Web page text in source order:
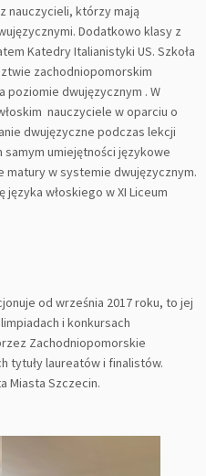
nauczycieli, którzy mają
Dodatkowo klasy z
Katedry Italianistyki US. Szkoła
zachodniopomorskim
poziomie dwujęzycznym . W
nauczyciele w oparciu o
dwujęzyczne podczas lekcji
umiejętności językowe
matury w systemie dwujęzycznym.
włoskiego w XI Liceum
od września 2017 roku, to jej
i konkursach
Zachodniopomorskie
tytuły laureatów i finalistów.
Miasta Szczecin.